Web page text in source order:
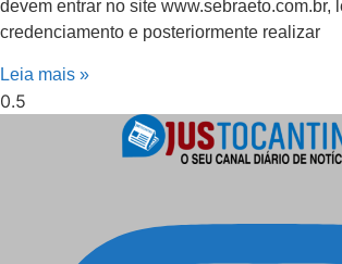
devem entrar no site www.sebraeto.com.br,
credenciamento e posteriormente realizar
Leia mais »